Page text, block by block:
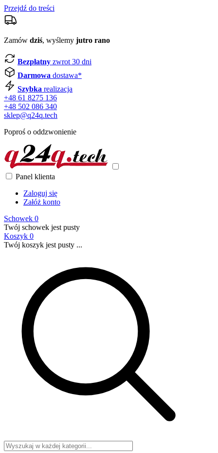
Przejdź do treści
Zamów dziś, wyślemy jutro rano
Bezpłatny zwrot 30 dni
Darmowa dostawa*
Szybka realizacja
+48 61 8275 136
+48 502 086 340
sklep@q24q.tech
Poproś o oddzwonienie
Panel klienta
Zaloguj się
Załóż konto
Schowek 0
Twój schowek jest pusty
Koszyk 0
Twój koszyk jest pusty ...